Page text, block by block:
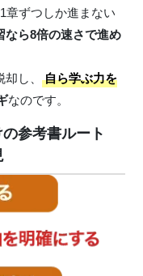
章ずつしか進まない
なら8倍の速さで進め
し、
自ら学ぶ力を
なのです。
参考書ルート